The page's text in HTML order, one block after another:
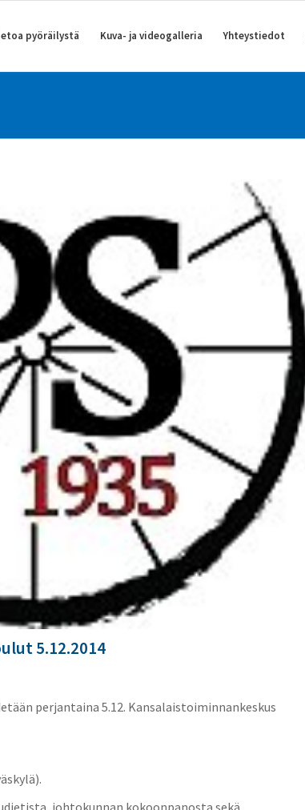
pyöräilystä Kuva- ja videogalleria Yhteystiedot
5.12.2014
perjantaina 5.12. Kansalaistoiminnankeskus
johtokunnan kokoonpanosta sekä